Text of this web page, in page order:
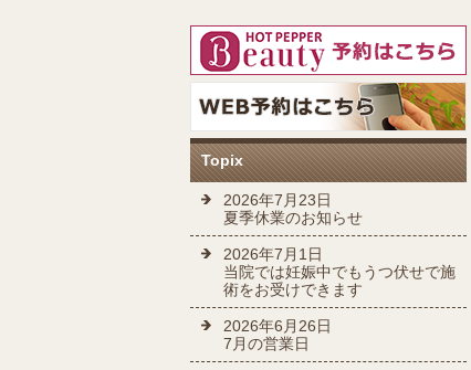
Topix
2026年7月23日
夏季休業のお知らせ
2026年7月1日
当院では妊娠中でもうつ伏せで施
術をお受けできます
2026年6月26日
7月の営業日